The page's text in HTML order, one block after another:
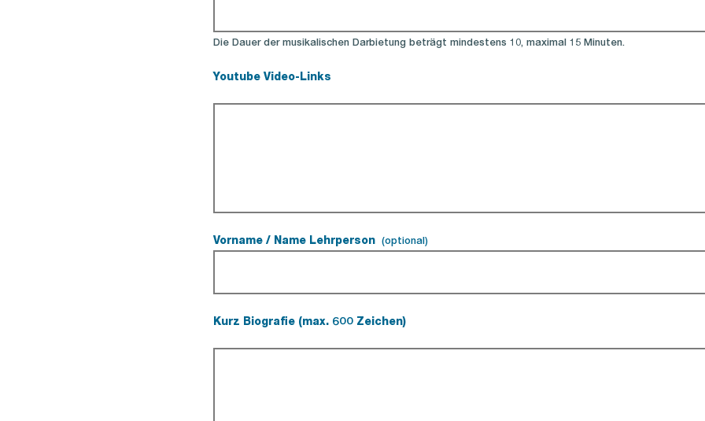
Die Dauer der musikalischen Darbietung beträgt mindestens 10, maximal 15 Minuten.
Youtube Video-Links
Vorname / Name Lehrperson (optional)
Kurz Biografie (max. 600 Zeichen)